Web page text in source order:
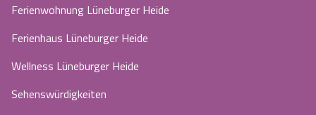
Ferienwohnung Lüneburger Heide
Ferienhaus Lüneburger Heide
Wellness Lüneburger Heide
Sehenswürdigkeiten